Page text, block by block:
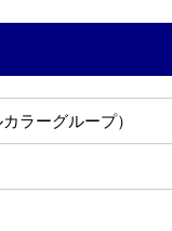
ラーグループ）